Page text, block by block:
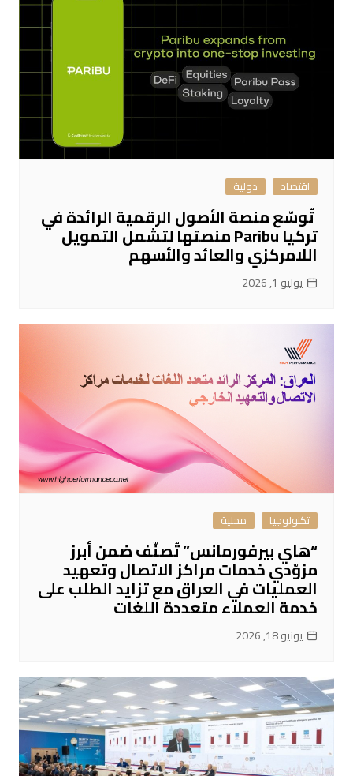
اقتصاد دولية
تُوسّع منصة الأصول الرقمية الرائدة في
تركيا Paribu منصتها لتشمل التمويل
اللامركزي والعائد والأسهم
يوليو 1, 2026
تكنولوجيا محلية
“هاي بيرفورمانس” تُصنّف ضمن أبرز
مزوّدي خدمات مراكز الاتصال وتعهيد
العمليات في العراق مع تزايد الطلب على
خدمة العملاء متعددة اللغات
يونيو 18, 2026